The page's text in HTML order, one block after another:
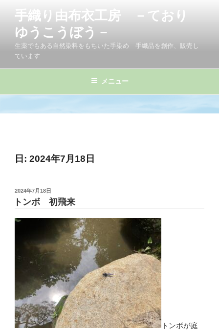
手織り由布衣工房 －ており
ゆうこうぼう－
生薬でもある自然染料をもちいた手染め 手織品を創作、販売し
ています
メニュー
日: 2024年7月18日
投
稿
日:
2024年7月18日
トンボ 初飛来
トンボが庭